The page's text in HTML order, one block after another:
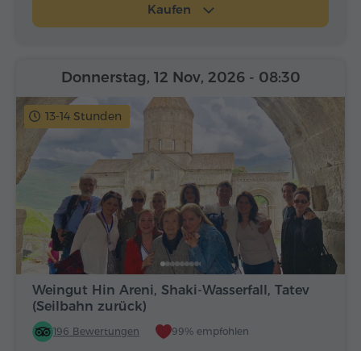
Kaufen
13-14 Stunden
Weingut Hin Areni, Shaki-Wasserfall, Tatev
(Seilbahn zurück)
196 Bewertungen 99% empfohlen
Donnerstag, 12 Nov, 2026 - 08:30